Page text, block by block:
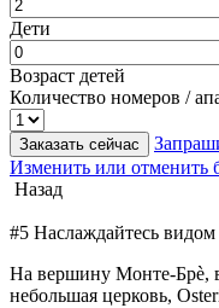
Дети
Возраст детей
Количество номеров /
Заказать сейчас
Изменить или отменить
Назад
#5 Наслаждайтесь
На вершину Монте-Брè,
небольшая церковь,